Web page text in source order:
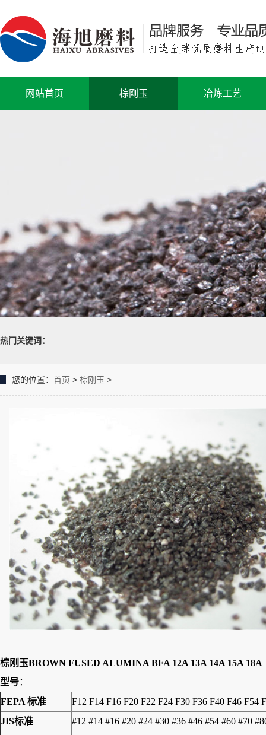
网站首页 棕刚玉 冶炼工艺
热门关键词：
您的位置： 首页 > 棕刚玉 >
棕刚玉BROWN FUSED ALUMINA BFA 12A 13A 14A 15A 18A
型号：
FEPA 标准
F12 F14 F16 F20 F22 F24 F30 F36 F40 F46 F54
JIS标准
#12 #14 #16 #20 #24 #30 #36 #46 #54 #60 #70